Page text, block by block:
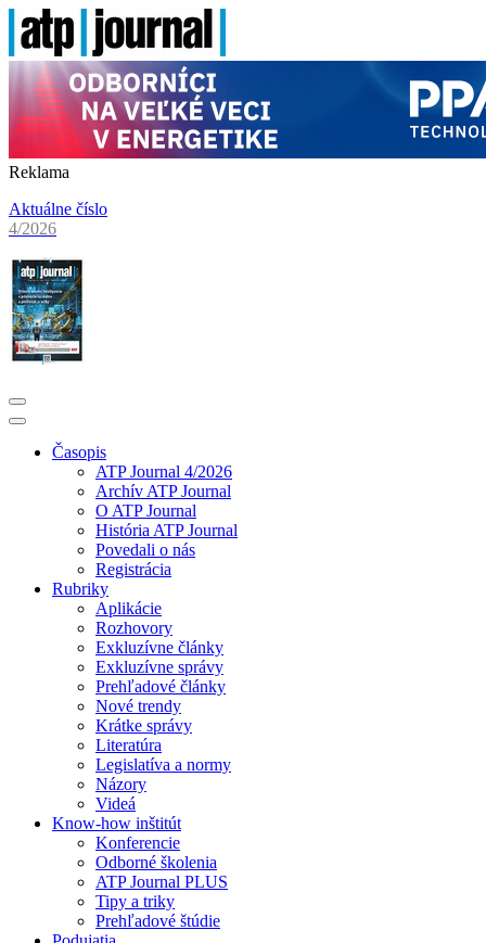
Reklama
Aktuálne číslo
4/2026
Časopis
ATP Journal 4/2026
Archív ATP Journal
O ATP Journal
História ATP Journal
Povedali o nás
Registrácia
Rubriky
Aplikácie
Rozhovory
Exkluzívne články
Exkluzívne správy
Prehľadové články
Nové trendy
Krátke správy
Literatúra
Legislatíva a normy
Názory
Videá
Know-how inštitút
Konferencie
Odborné školenia
ATP Journal PLUS
Tipy a triky
Prehľadové štúdie